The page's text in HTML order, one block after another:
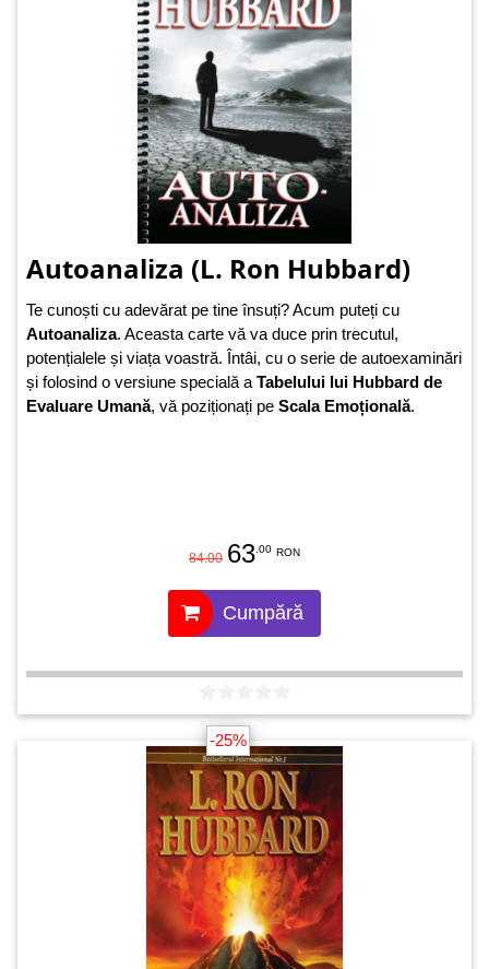
Autoanaliza (L. Ron Hubbard)
Te cunoști cu adevărat pe tine însuți? Acum puteți cu
Autoanaliza. Aceasta carte vă va duce prin trecutul,
potențialele și viața voastră. Întâi, cu o serie de autoexaminări
și folosind o versiune specială a Tabelului lui Hubbard de
Evaluare Umană, vă poziționați pe Scala Emoțională.
84.00 63 .00 RON
Cumpără
-25%